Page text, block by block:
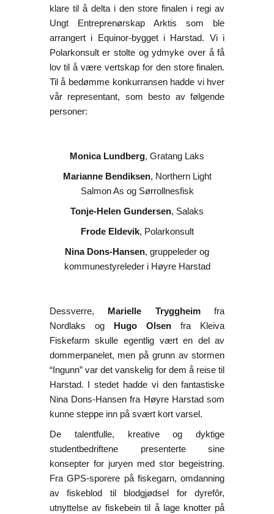
klare til å delta i den store finalen i regi av
Ungt Entreprenørskap Arktis som ble
arrangert i Equinor-bygget i Harstad. Vi i
Polarkonsult er stolte og ydmyke over å få
lov til å være vertskap for den store finalen.
Til å bedømme konkurransen hadde vi hver
vår representant, som besto av følgende
personer:
Monica Lundberg, Gratang Laks
Marianne Bendiksen, Northern Light
Salmon As og Sørrollnesfisk
Tonje-Helen Gundersen, Salaks
Frode Eldevik, Polarkonsult
Nina Dons-Hansen, gruppeleder og
kommunestyreleder i Høyre Harstad
Dessverre, Marielle Tryggheimfra
Nordlaks og Hugo Olsen fra Kleiva
Fiskefarm skulle egentlig vært en del av
dommerpanelet, men på grunn av stormen
“Ingunn” var det vanskelig for dem å reise til
Harstad. I stedet hadde vi den fantastiske
Nina Dons-Hansen fra Høyre Harstad som
kunne steppe inn på svært kort varsel.
De talentfulle, kreative og dyktige
studentbedriftene presenterte sine
konsepter for juryen med stor begeistring.
Fra GPS-sporere på fiskegarn, omdanning
av fiskeblod til blodgjødsel for dyrefôr,
utnyttelse av fiskebein til å lage knotter på